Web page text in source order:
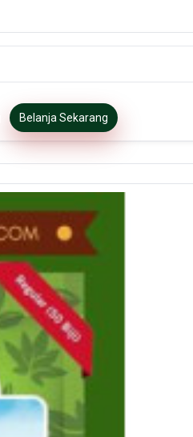
Belanja Sekarang